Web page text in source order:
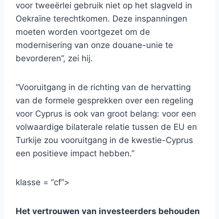
voor tweeërlei gebruik niet op het slagveld in
Oekraïne terechtkomen. Deze inspanningen
moeten worden voortgezet om de
modernisering van onze douane-unie te
bevorderen”, zei hij.
“Vooruitgang in de richting van de hervatting
van de formele gesprekken over een regeling
voor Cyprus is ook van groot belang: voor een
volwaardige bilaterale relatie tussen de EU en
Turkije zou vooruitgang in de kwestie-Cyprus
een positieve impact hebben.”
klasse = “cf”>
Het vertrouwen van investeerders behouden